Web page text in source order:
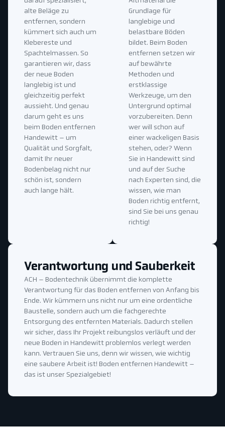
Grundlage für
langlebige und
belastbare Böden
bildet. Beim Boden
entfernen setzen wir
auf bewährte
Methoden und
erstklassige
Werkzeuge, um den
Untergrund optimal
vorzubereiten. Denn
wer will schon auf
einer wackeligen Basis
stehen, oder? Wenn
Sie in Handewitt sind
und auf der Suche
nach Experten sind, die
wissen, wie man
Boden richtig entfernt,
sind Sie bei uns genau
richtig!
alte Beläge zu
entfernen, sondern
kümmert sich auch um
Klebereste und
Spachtelmassen. So
garantieren wir, dass
der neue Boden
langlebig ist und
gleichzeitig perfekt
aussieht. Und genau
darum geht es uns
beim Boden entfernen
Handewitt – um
Qualität und Sorgfalt,
damit Ihr neuer
Bodenbelag nicht nur
schön ist, sondern
auch lange hält.
Verantwortung und Sauberkeit
ACH – Bodentechnik übernimmt die komplette
Verantwortung für das Boden entfernen von Anfang bis
Ende. Wir kümmern uns nicht nur um eine ordentliche
Baustelle, sondern auch um die fachgerechte
Entsorgung des entfernten Materials. Dadurch stellen
wir sicher, dass Ihr Projekt reibungslos verläuft und der
neue Boden in Handewitt problemlos verlegt werden
kann. Vertrauen Sie uns, denn wir wissen, wie wichtig
eine saubere Arbeit ist! Boden entfernen Handewitt –
das ist unser Spezialgebiet!